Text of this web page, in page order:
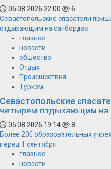
05.08.2026 22:00
6
Севастопольские спасатели
отдыхающим на сапбордах
главное
новости
общество
Отдых
Происшествия
Туризм
Севастопольские
четырем отдыхающим на
05.08.2026 19:14
8
Более 200 образовательных
перед 1 сентября
главное
новости